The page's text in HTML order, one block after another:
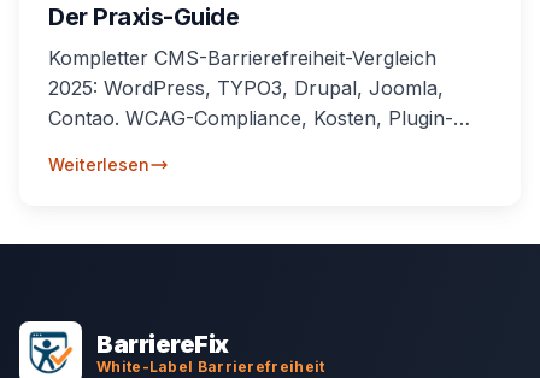
Der Praxis-Guide
Kompletter CMS-Barrierefreiheit-Vergleich
2025: WordPress, TYPO3, Drupal, Joomla,
Contao. WCAG-Compliance, Kosten, Plugin-
Unternehmen.
Weiterlesen
BarriereFix
White-Label Barrierefreiheit